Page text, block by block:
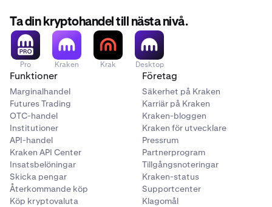
Ta din kryptohandel till nästa nivå.
Pro Kraken Krak Desktop
Funktioner
Marginalhandel
Futures Trading
OTC-handel
Institutioner
API-handel
Kraken API Center
Insatsbelöningar
Skicka pengar
Återkommande köp
Köp kryptovaluta
Företag
Säkerhet på Kraken
Karriär på Kraken
Kraken-bloggen
Kraken för utvecklare
Pressrum
Partnerprogram
Tillgångsnoteringar
Kraken-status
Supportcenter
Klagomål